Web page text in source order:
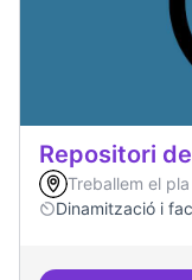
Repositori
Treballem el
Dinamització i